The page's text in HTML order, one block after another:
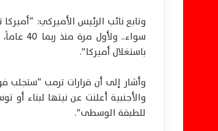
وتابع نائب الرئيس الأميركي:
سواء..
باستغلال أميركا”.
وأشار إلى أن قرارات ترمب “ستجلب
والأجنبية أعلنت عن نيتها لبناء
للطبقة الوسطى”.